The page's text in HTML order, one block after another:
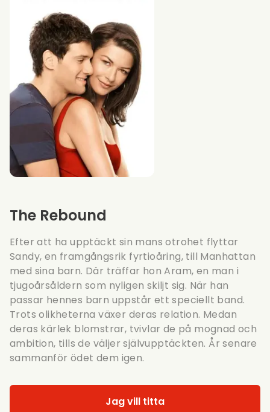
The Rebound
Efter att ha upptäckt sin mans otrohet flyttar
Sandy, en framgångsrik fyrtioåring, till Manhattan
med sina barn. Där träffar hon Aram, en man i
tjugoårsåldern som nyligen skiljt sig. När han
passar hennes barn uppstår ett speciellt band.
Trots olikheterna växer deras relation. Medan
deras kärlek blomstrar, tvivlar de på mognad och
ambition, tills de väljer självupptäckten. År senare
sammanför ödet dem igen.
Jag vill titta